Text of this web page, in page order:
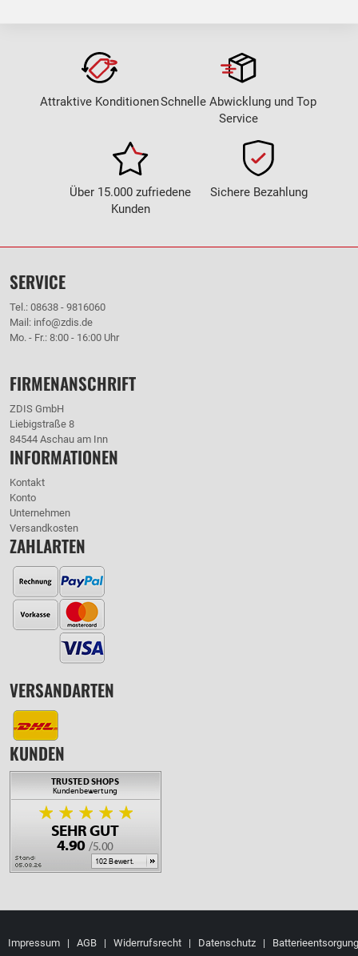
Attraktive KonditionenSchnelle Abwicklung und Top
Service
Über 15.000 zufriedene
Kunden
Sichere Bezahlung
SERVICE
Tel.: 08638 - 9816060
Mail: info@zdis.de
Mo. - Fr.: 8:00 - 16:00 Uhr
FIRMENANSCHRIFT
ZDIS GmbH
Liebigstraße 8
84544 Aschau am Inn
INFORMATIONEN
Kontakt
Konto
Unternehmen
Versandkosten
ZAHLARTEN
VERSANDARTEN
KUNDEN
Impressum | AGB | Widerrufsrecht | Datenschutz | Batterieentsorgung